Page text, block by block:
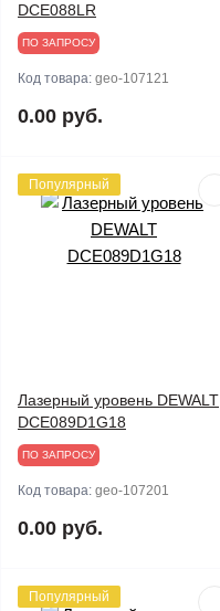
DCE088LR
ПО ЗАПРОСУ
Код товара: geo-107121
0.00 руб.
Популярный
Лазерный уровень DEWALT
DCE089D1G18
ПО ЗАПРОСУ
Код товара: geo-107201
0.00 руб.
Популярный